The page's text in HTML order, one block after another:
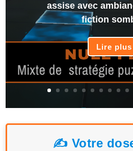
assise avec
fiction
Lire plus
✍️ Votre